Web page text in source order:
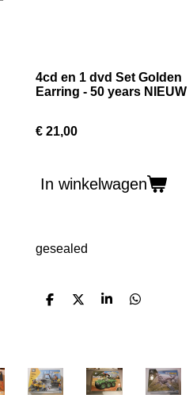
4cd en 1 dvd Set Golden
Earring - 50 years NIEUW
€ 21,00
In winkelwagen
gesealed
D
D
S
D